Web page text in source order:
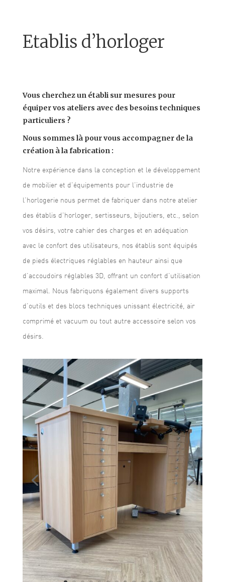
Etablis d’horloger
Vous cherchez un établi sur mesures pour
équiper vos ateliers avec des besoins techniques
particuliers ?
Nous sommes là pour vous accompagner de la
création à la fabrication :
Notre expérience dans la conception et le développement
de mobilier et d’équipements pour l’industrie de
l’horlogerie nous permet de fabriquer dans notre atelier
des établis d’horloger, sertisseurs, bijoutiers, etc., selon
vos désirs, votre cahier des charges et en adéquation
avec le confort des utilisateurs, nos établis sont équipés
de pieds électriques réglables en hauteur ainsi que
d’accoudoirs réglables 3D, offrant un confort d’utilisation
maximal. Nous fabriquons également divers supports
d’outils et des blocs techniques unissant électricité, air
comprimé et vacuum ou tout autre accessoire selon vos
désirs.